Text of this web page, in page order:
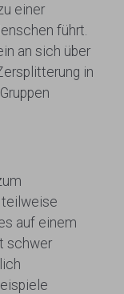
einer
führt.
an sich über
in
teilweise
auf einem
schwer